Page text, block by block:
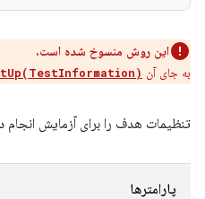
این روش منسوخ شده است.
به جای آن
تنظیمات هدف را برای آزمایش انجام
پارامترها